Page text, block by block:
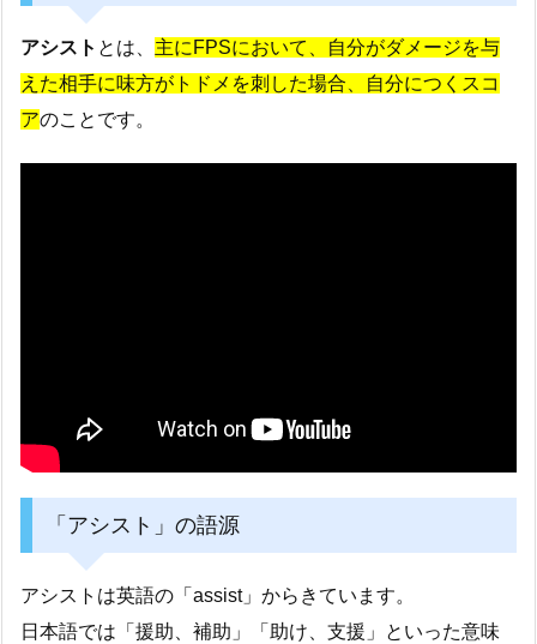
アシスト とは、 主にFPSにおいて、自分がダメージを与
えた相手に味方がトドメを刺した場合、自分につくスコ
アのことです。
「アシスト」の語源
アシストは英語の「assist」からきています。
日本語では「援助、補助」「助け、支援」といった意味